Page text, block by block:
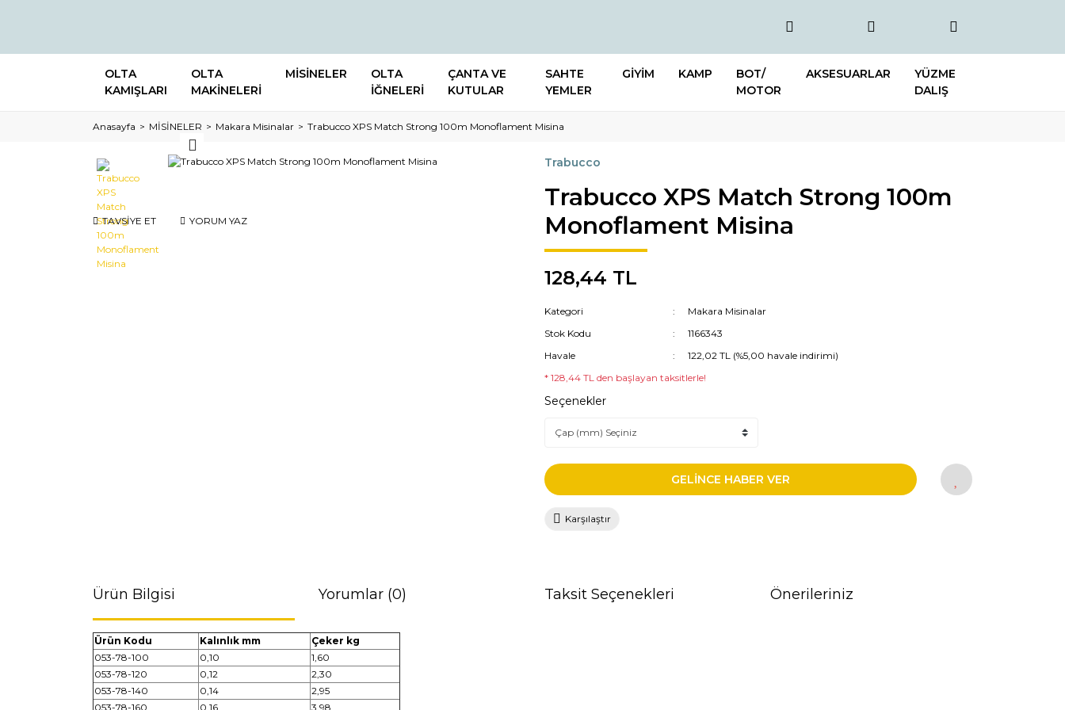
OLTA
KAMIŞLARI
OLTA
MAKİNELERİ
MİSİNELER
OLTA
İĞNELERİ
ÇANTA VE
KUTULAR
SAHTE
YEMLER
GİYİM KAMP
BOT/
MOTOR
AKSESUARLAR
YÜZME
DALIŞ
Anasayfa MİSİNELER Makara Misinalar Trabucco XPS Match Strong 100m Monoflament Misina
TAVSİYE ET YORUM YAZ
Trabucco
Trabucco XPS Match Strong 100m
Monoflament Misina
128,44 TL
Kategori
Makara Misinalar
Stok Kodu
1166343
Havale
122,02 TL (%5,00 havale indirimi)
* 128,44 TL den başlayan taksitlerle!
Seçenekler
GELİNCE HABER VER
Karşılaştır
Ürün Bilgisi Yorumlar (0) Taksit Seçenekleri Önerileriniz
Ürün Kodu Kalınlık mm
Çeker kg
053-78-100
0,10
1,60
053-78-120
0,12
2,30
053-78-140
0,14
2,95
053-78-160
0,16
3,98